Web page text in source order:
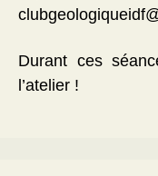
Durant ces
l’atelier !